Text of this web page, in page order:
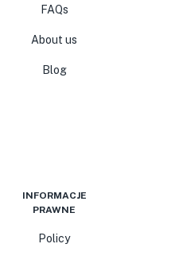
FAQs
About us
Blog
INFORMACJE
PRAWNE
Policy